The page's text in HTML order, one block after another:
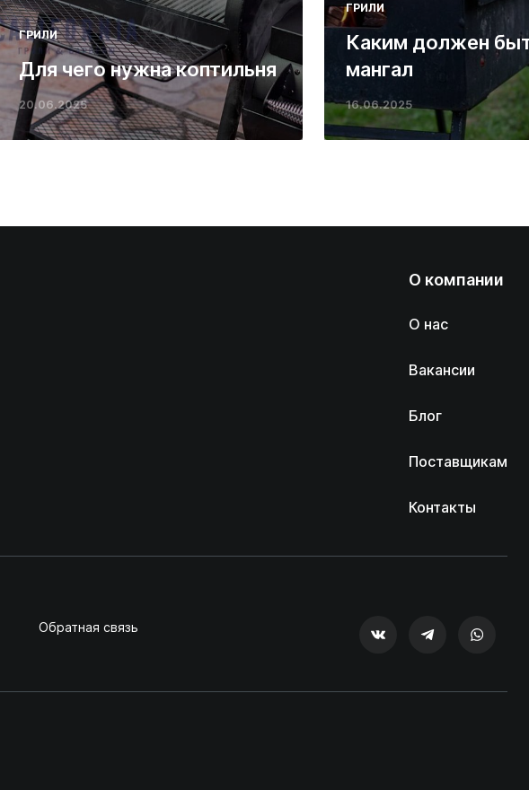
ГРИЛИ
Для чего нужна коптильня
20.06.2025
ГРИЛИ
Каким должен
мангал
16.06.2025
О компании
О нас
Вакансии
Блог
Поставщикам
Контакты
Обратная связь